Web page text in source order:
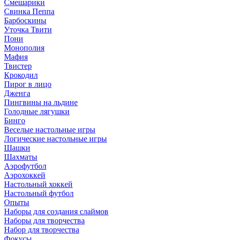
Смешарики
Свинка Пеппа
Барбоскины
Уточка Твити
Пони
Монополия
Мафия
Твистер
Крокодил
Пирог в лицо
Дженга
Пингвины на льдине
Голодные лягушки
Бинго
Веселые настольные игры
Логические настольные игры
Шашки
Шахматы
Аэрофутбол
Аэрохоккей
Настольный хоккей
Настольный футбол
Опыты
Наборы для создания слаймов
Наборы для творчества
Набор для творчества